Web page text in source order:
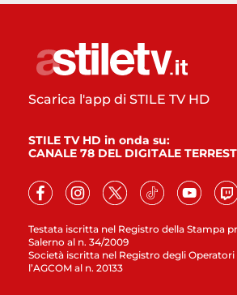
Testata iscritta nel Registro della Stampa
Salerno al n. 34/2009
Società iscritta nel Registro degli
l’AGCOM al n. 20133
Scarica l'app di STILE TV HD
STILE TV HD in onda su:
CANALE 78 DEL DIGITALE